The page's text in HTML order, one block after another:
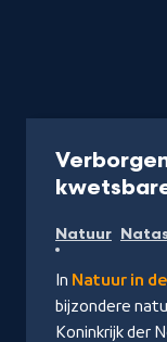
Natuur
In Natuur in
bijzondere
Koninkrijk der